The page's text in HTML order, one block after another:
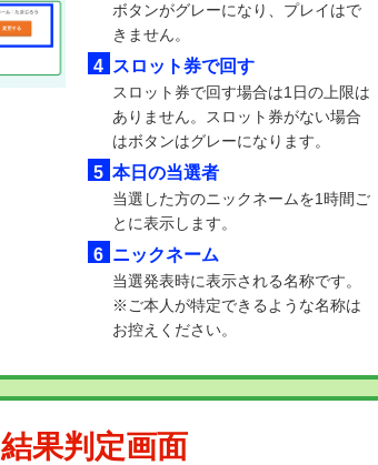
ボタンがグレーになり、プレイはで
きません。
スロット券で回す
スロット券で回す場合は1日の上限は
ありません。スロット券がない場合
はボタンはグレーになります。
本日の当選者
当選した方のニックネームを1時間ご
とに表示します。
ニックネーム
当選発表時に表示される名称です。
※ご本人が特定できるような名称は
お控えください。
結果判定画面